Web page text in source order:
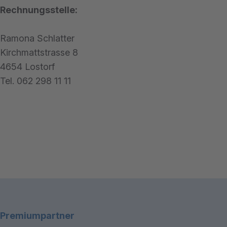
Rechnungsstelle:
Ramona Schlatter
Kirchmattstrasse 8
4654 Lostorf
Tel. 062 298 11 11
Premiumpartner